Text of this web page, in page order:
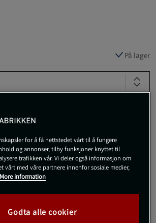
På lager
Gratis retur 14 dagers angrerett
5712840120040
frukt- og nøttebarer laget helt av
for å få nettstedet vårt til å fungere
og annonser, tilby funksjoner knyttet til
trafikken vår. Vi deler også informasjon om
vårt med våre partnere innenfor sosiale medier,
More information
Godta alle cookier